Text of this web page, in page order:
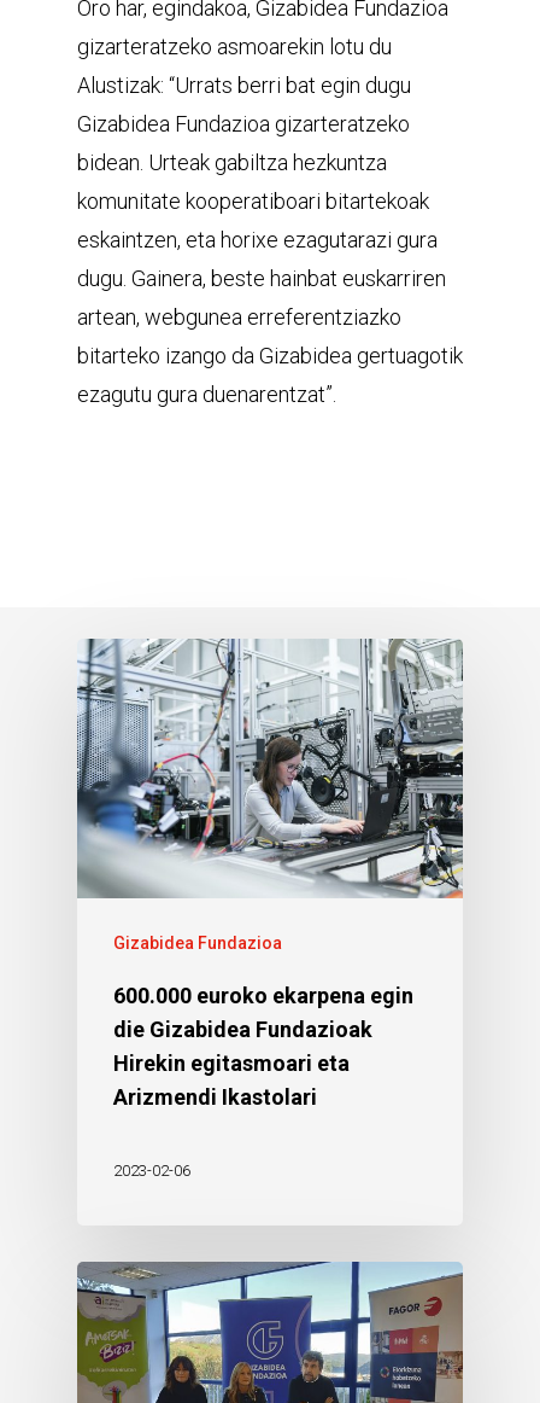
Oro har, egindakoa, Gizabidea Fundazioa
gizarteratzeko asmoarekin lotu du
Alustizak: “Urrats berri bat egin dugu
Gizabidea Fundazioa gizarteratzeko
bidean. Urteak gabiltza hezkuntza
komunitate kooperatiboari bitartekoak
eskaintzen, eta horixe ezagutarazi gura
dugu. Gainera, beste hainbat euskarriren
artean, webgunea erreferentziazko
bitarteko izango da Gizabidea gertuagotik
ezagutu gura duenarentzat”.
Gizabidea Fundazioa
600.000 euroko ekarpena egin
die Gizabidea Fundazioak
Hirekin egitasmoari eta
Arizmendi Ikastolari
2023-02-06